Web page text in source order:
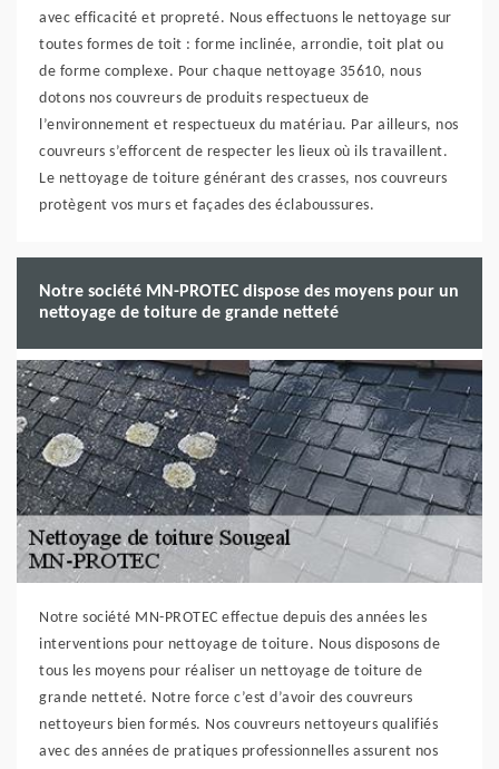
avec efficacité et propreté. Nous effectuons le nettoyage sur
toutes formes de toit : forme inclinée, arrondie, toit plat ou
de forme complexe. Pour chaque nettoyage 35610, nous
dotons nos couvreurs de produits respectueux de
l’environnement et respectueux du matériau. Par ailleurs, nos
couvreurs s’efforcent de respecter les lieux où ils travaillent.
Le nettoyage de toiture générant des crasses, nos couvreurs
protègent vos murs et façades des éclaboussures.
Notre société MN-PROTEC dispose des moyens pour un
nettoyage de toiture de grande netteté
Notre société MN-PROTEC effectue depuis des années les
interventions pour nettoyage de toiture. Nous disposons de
tous les moyens pour réaliser un nettoyage de toiture de
grande netteté. Notre force c’est d’avoir des couvreurs
nettoyeurs bien formés. Nos couvreurs nettoyeurs qualifiés
avec des années de pratiques professionnelles assurent nos